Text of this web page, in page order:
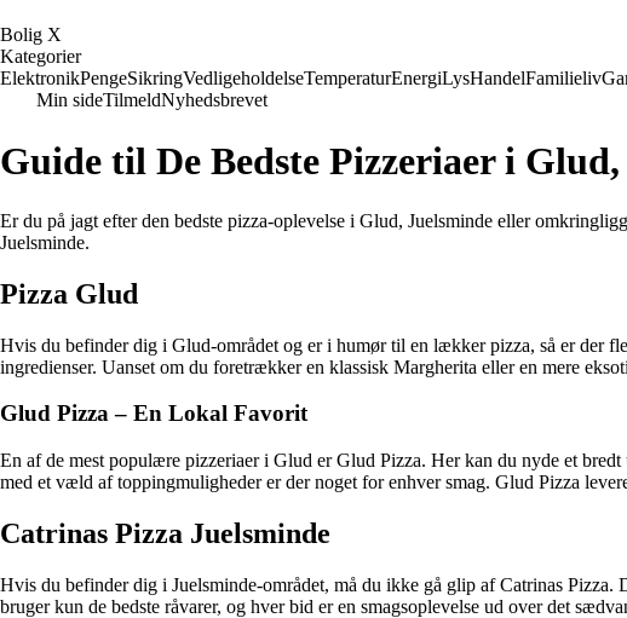
Bolig X
Kategorier
ElektronikPengeSikringVedligeholdelseTemperaturEnergiLysHandelFamilieliv
Min sideTilmeldNyhedsbrevet
Guide til De Bedste Pizzeriaer i
Er du på jagt efter den bedste pizza-oplevelse i Glud, Juelsminde eller
Juelsminde.
Pizza Glud
Hvis du befinder dig i Glud-området og er i humør til en lækker pizza, så er der
ingredienser. Uanset om du foretrækker en klassisk Margherita eller en mere
Glud Pizza – En Lokal Favorit
En af de mest populære pizzeriaer i Glud er Glud Pizza. Her kan du nyde et
med et væld af toppingmuligheder er der noget for enhver smag. Glud Pizza
Catrinas Pizza Juelsminde
Hvis du befinder dig i Juelsminde-området, må du ikke gå glip af Catrinas Pizza.
bruger kun de bedste råvarer, og hver bid er en smagsoplevelse ud over det